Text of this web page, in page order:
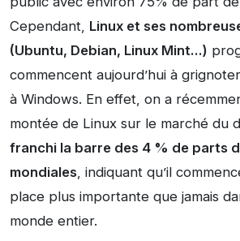
Cependant, Linux et ses
(Ubuntu, Debian, Linux Mint…)
commencent aujourd’hui à
à Windows. En effet, on a
montée de Linux sur le marché du
franchi la barre des 4 % de parts
mondiales, indiquant qu’il
place plus importante que jamais
monde entier.